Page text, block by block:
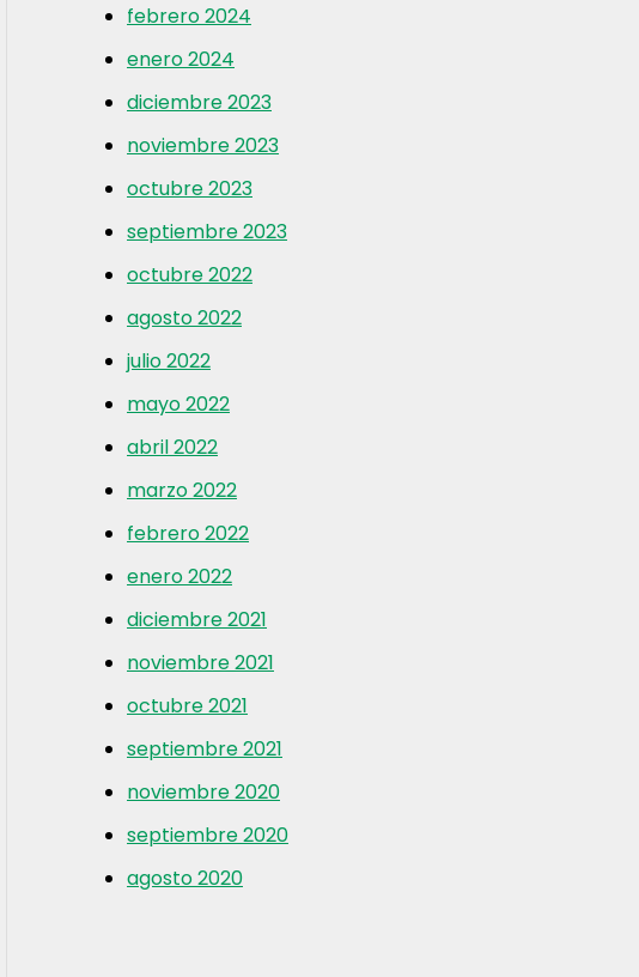
febrero 2024
enero 2024
diciembre 2023
noviembre 2023
octubre 2023
septiembre 2023
octubre 2022
agosto 2022
julio 2022
mayo 2022
abril 2022
marzo 2022
febrero 2022
enero 2022
diciembre 2021
noviembre 2021
octubre 2021
septiembre 2021
noviembre 2020
septiembre 2020
agosto 2020